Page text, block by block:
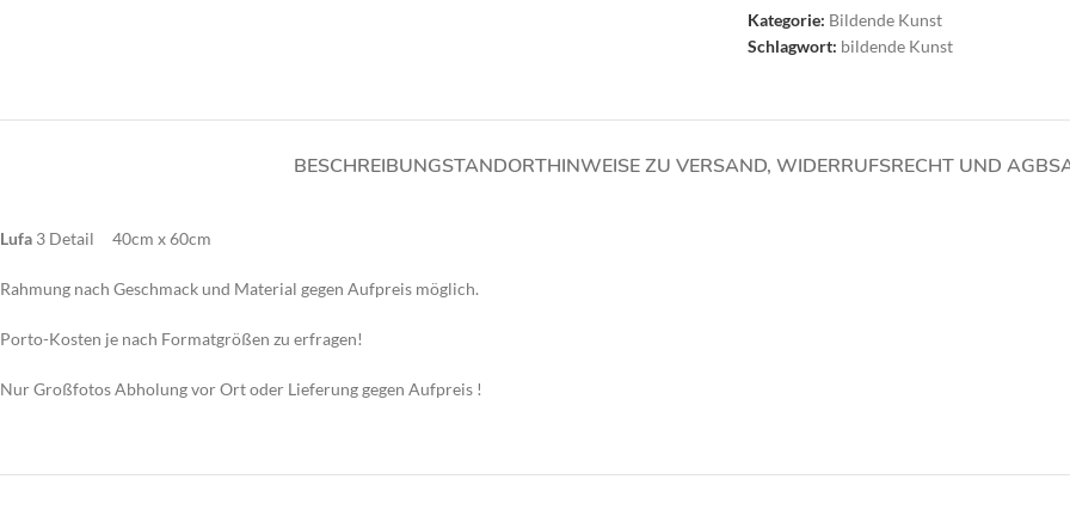
Kategorie: Bildende Kunst
Schlagwort: bildende Kunst
BESCHREIBUNGSTANDORTHINWEISE ZU VERSAND, WIDERRUFSRECHT UND AGBS
Lufa 3 Detail 40cm x 60cm
Rahmung nach Geschmack und Material gegen Aufpreis möglich.
Porto-Kosten je nach Formatgrößen zu erfragen!
Nur Großfotos Abholung vor Ort oder Lieferung gegen Aufpreis !